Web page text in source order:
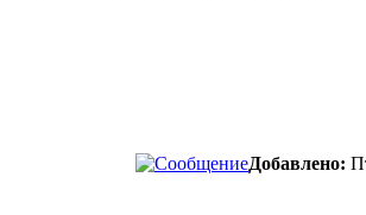
Добавлено: